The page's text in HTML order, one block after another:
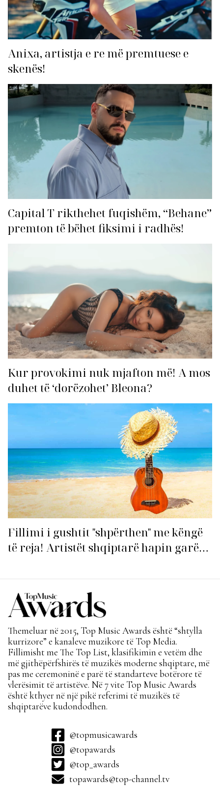
Anixa, artistja e re më premtuese e
skenës!
Capital T rikthehet fuqishëm, “Behane”
premton të bëhet fiksimi i radhës!
Kur provokimi nuk mjafton më! A mos
duhet të ‘dorëzohet’ Bleona?
Fillimi i gushtit "shpërthen" me këngë
të reja! Artistët shqiptarë hapin garën
Themeluar në 2015, Top Music Awards është “shtylla
kurrizore” e kanaleve muzikore të Top Media.
Fillimisht me The Top List, klasifikimin e vetëm dhe
më gjithëpërfshirës të muzikës moderne shqiptare, më
pas me ceremoninë e parë të standarteve botërore të
vlerësimit të artistëve. Në 7 vite Top Music Awards
është kthyer në një pikë referimi të muzikës të
shqiptarëve kudondodhen.
@topmusicawards
@topawards
@top_awards
topawards@top-channel.tv